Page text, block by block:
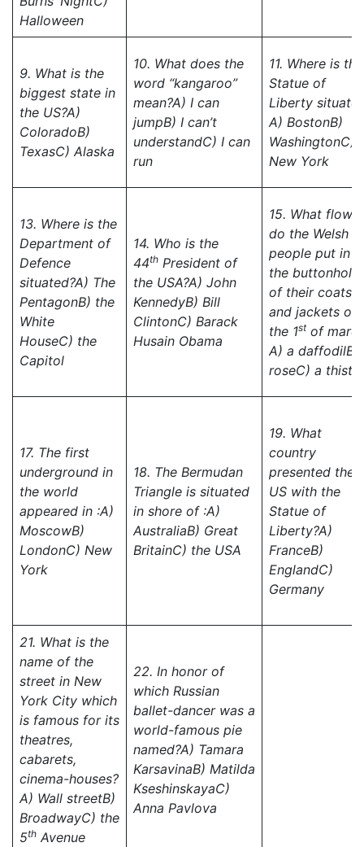
Halloween
9. What is the
biggest state in
the US?A)
ColoradoB)
TexasC) Alaska
10. What does the
word “kangaroo”
mean?A) I can
jumpB) I can’t
understandC) I can
run
11. Where is the
Statue of
Liberty
A) BostonB)
WashingtonC)
New York
13. Where is the
Department of
Defence
situated?A) The
PentagonB) the
White
HouseC) the
Capitol
14. Who is the
44th President of
the USA?A) John
KennedyB) Bill
ClintonC) Barack
Husain Obama
15. What flower
do the Welsh
people put in
the
of their coats
and jackets on
the 1stof
A) a daffodilB)
roseC) a thistle
17. The first
underground in
the world
appeared in :A)
MoscowB)
LondonC) New
York
18. The Bermudan
Triangle is situated
in shore of :A)
AustraliaB) Great
BritainС) the USA
19. What
country
presented the
US with the
Statue of
Liberty?A)
FranceB)
EnglandC)
Germany
21. What is the
name of the
street in New
York City which
is famous for its
theatres,
cabarets,
cinema-houses?
A) Wall streetB)
BroadwayC) the
5th Avenue
22. In honor of
which Russian
ballet-dancer was a
world-famous pie
named?A) Tamara
KarsavinaB) Matilda
KseshinskayaC)
Anna Pavlova